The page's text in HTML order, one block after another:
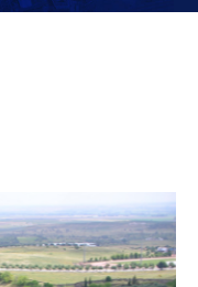
BERESFORD
HILL